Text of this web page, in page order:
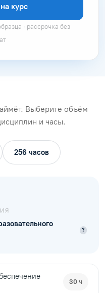
курс
· рассрочка без
Выберите объём
и часы.
256 часов
?
30 ч